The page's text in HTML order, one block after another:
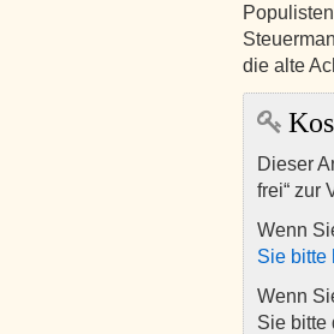
die alte
Dieser
frei“ zur
Wenn
Sie bitte
Wenn
Sie bitte